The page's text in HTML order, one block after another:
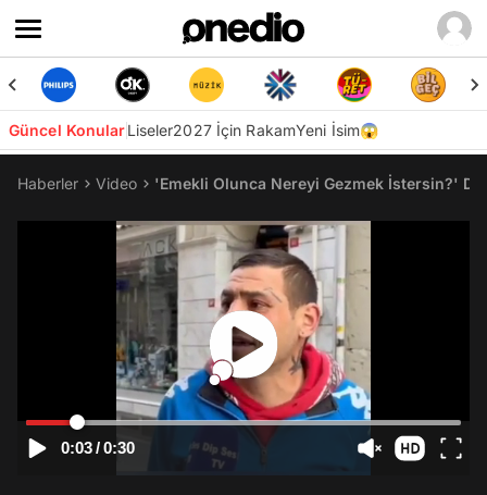
Güncel KonularLiseler2027 İçin RakamYeni İsim😱
Haberler Video 'Emekli Olunca Nereyi Gezmek İstersin?'
0:03/0:30